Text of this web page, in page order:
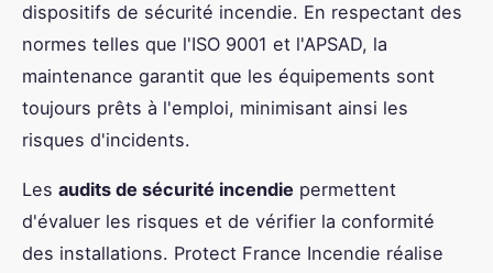
dispositifs de sécurité incendie. En respectant des
normes telles que l'ISO 9001 et l'APSAD, la
maintenance garantit que les équipements sont
toujours prêts à l'emploi, minimisant ainsi les
risques d'incidents.
Les audits de sécurité incendie permettent
d'évaluer les risques et de vérifier la conformité
des installations. Protect France Incendie réalise